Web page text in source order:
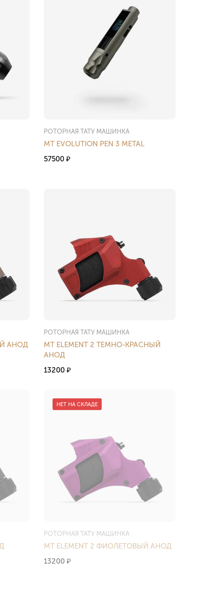
РОТОРНАЯ ТАТУ МАШИНКА
MT EVOLUTION PEN 3 METAL
57500₽
АНОД
РОТОРНАЯ ТАТУ МАШИНКА
MT ELEMENT 2 ТЕМНО-КРАСНЫЙ
АНОД
13200₽
РОТОРНАЯ ТАТУ МАШИНКА
MT ELEMENT 2 ФИОЛЕТОВЫЙ АНОД
13200₽
НЕТ НА СКЛАДЕ